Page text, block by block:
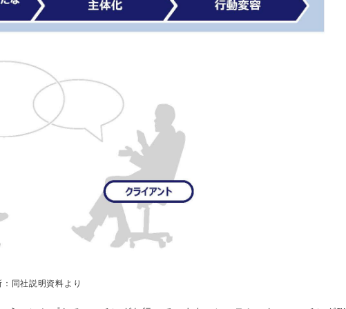
：同社説明資料より